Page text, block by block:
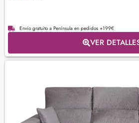
Envío gratuito a Península en pedidos +199€
VER